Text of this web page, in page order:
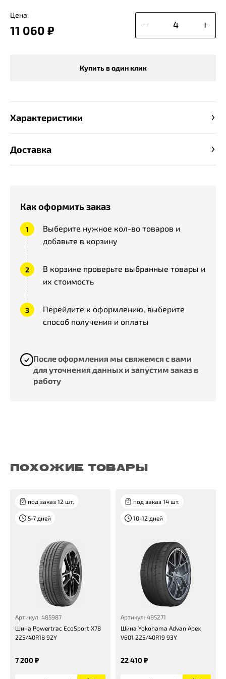
Цена:
11 060 ₽
Купить в один клик
Как оформить заказ
Выберите нужное кол-во товаров и
добавьте в корзину
В корзине проверьте выбранные товары и
их стоимость
Перейдите к оформлению, выберите
способ получения и оплаты
После оформления мы свяжемся с вами
для уточнения данных и запустим заказ в
работу
Характеристики
Доставка
ПОХОЖИЕ ТОВАРЫ
под заказ 12 шт.
5-7 дней
Артикул: 485987
Шина Powertrac EcoSport X78
225/40R18 92Y
7 200 ₽
под заказ 14 шт.
10-12 дней
Артикул: 485271
Шина Yokohama Advan Apex
V601 225/40R19 93Y
22 410 ₽